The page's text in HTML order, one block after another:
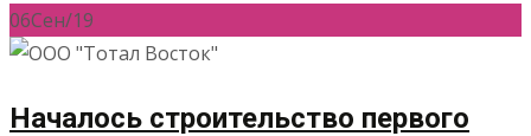
06Сен/19
Началось строительство первого